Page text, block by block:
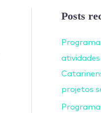
Posts
projetos